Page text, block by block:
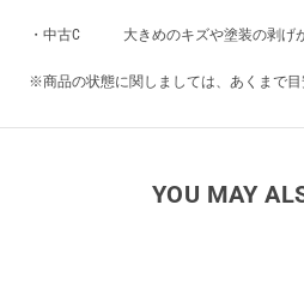
・中古C 大きめのキズや塗装の剥げ
※商品の状態に関しましては、あくまで目
YOU MAY